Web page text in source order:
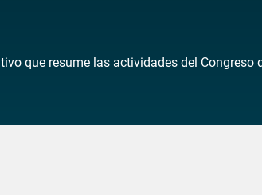
que resume las actividades del Congreso